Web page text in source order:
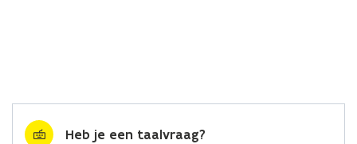
Heb je een taalvraag?